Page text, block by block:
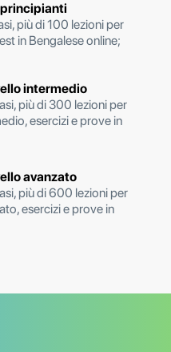
più di 100 lezioni per
in Bengalese online;
intermedio
più di 300 lezioni per
esercizi e prove in
avanzato
più di 600 lezioni per
esercizi e prove in